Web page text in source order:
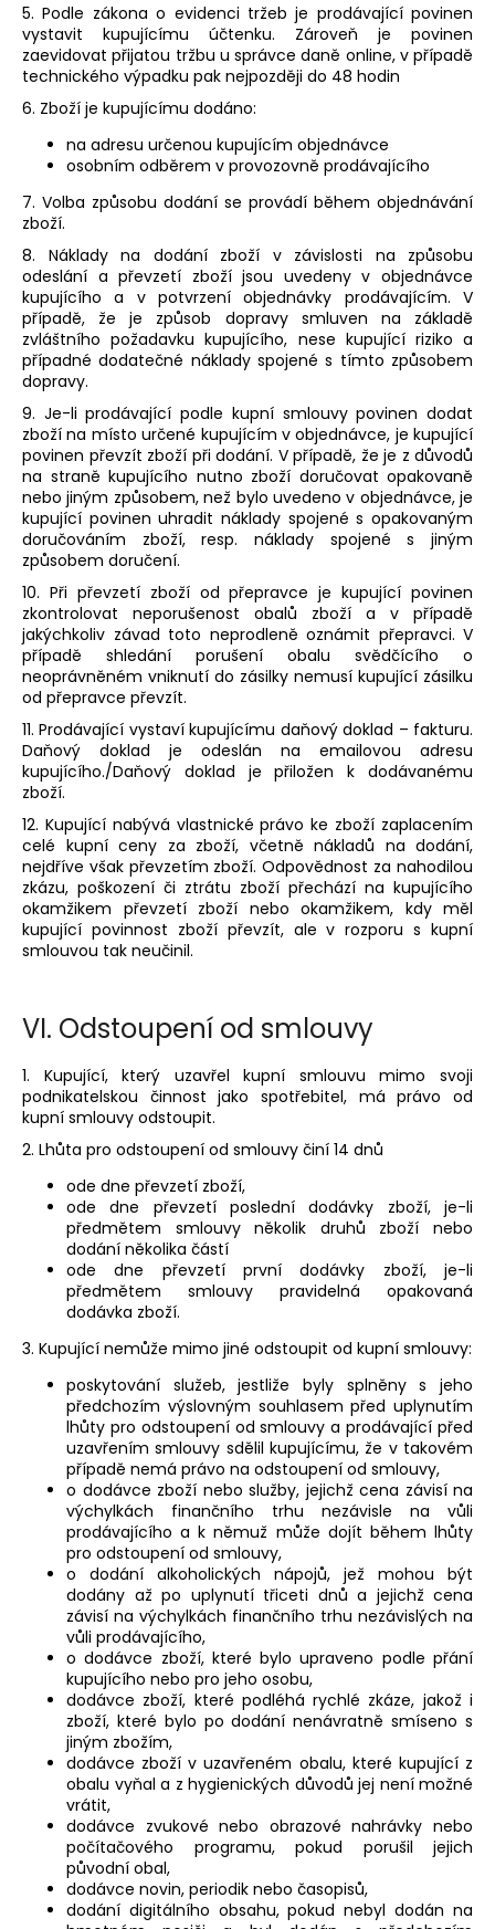
5. Podle zákona o evidenci tržeb je prodávající povinen
vystavit kupujícímu účtenku. Zároveň je povinen
zaevidovat přijatou tržbu u správce daně online, v případě
technického výpadku pak nejpozději do 48 hodin
6. Zboží je kupujícímu dodáno:
na adresu určenou kupujícím objednávce
osobním odběrem v provozovně prodávajícího
7. Volba způsobu dodání se provádí během objednávání
zboží.
8. Náklady na dodání zboží v závislosti na způsobu
odeslání a převzetí zboží jsou uvedeny v objednávce
kupujícího a v potvrzení objednávky prodávajícím. V
případě, že je způsob dopravy smluven na základě
zvláštního požadavku kupujícího, nese kupující riziko a
případné dodatečné náklady spojené s tímto způsobem
dopravy.
9. Je-li prodávající podle kupní smlouvy povinen dodat
zboží na místo určené kupujícím v objednávce, je kupující
povinen převzít zboží při dodání. V případě, že je z důvodů
na straně kupujícího nutno zboží doručovat opakovaně
nebo jiným způsobem, než bylo uvedeno v objednávce, je
kupující povinen uhradit náklady spojené s opakovaným
doručováním zboží, resp. náklady spojené s jiným
způsobem doručení.
10. Při převzetí zboží od přepravce je kupující povinen
zkontrolovat neporušenost obalů zboží a v případě
jakýchkoliv závad toto neprodleně oznámit přepravci. V
případě shledání porušení obalu svědčícího o
neoprávněném vniknutí do zásilky nemusí kupující zásilku
od přepravce převzít.
11. Prodávající vystaví kupujícímu daňový doklad – fakturu.
Daňový doklad je odeslán na emailovou adresu
kupujícího./Daňový doklad je přiložen k dodávanému
zboží.
12. Kupující nabývá vlastnické právo ke zboží zaplacením
celé kupní ceny za zboží, včetně nákladů na dodání,
nejdříve však převzetím zboží. Odpovědnost za nahodilou
zkázu, poškození či ztrátu zboží přechází na kupujícího
okamžikem převzetí zboží nebo okamžikem, kdy měl
kupující povinnost zboží převzít, ale v rozporu s kupní
smlouvou tak neučinil.
VI. Odstoupení od smlouvy
1. Kupující, který uzavřel kupní smlouvu mimo svoji
podnikatelskou činnost jako spotřebitel, má právo od
kupní smlouvy odstoupit.
2. Lhůta pro odstoupení od smlouvy činí 14 dnů
ode dne převzetí zboží,
ode dne převzetí poslední dodávky zboží, je-li
předmětem smlouvy několik druhů zboží nebo
dodání několika částí
ode dne převzetí první dodávky zboží, je-li
předmětem smlouvy pravidelná opakovaná
dodávka zboží.
3. Kupující nemůže mimo jiné odstoupit od kupní smlouvy:
poskytování služeb, jestliže byly splněny s jeho
předchozím výslovným souhlasem před uplynutím
lhůty pro odstoupení od smlouvy a prodávající před
uzavřením smlouvy sdělil kupujícímu, že v takovém
případě nemá právo na odstoupení od smlouvy,
o dodávce zboží nebo služby, jejichž cena závisí na
výchylkách finančního trhu nezávisle na vůli
prodávajícího a k němuž může dojít během lhůty
pro odstoupení od smlouvy,
o dodání alkoholických nápojů, jež mohou být
dodány až po uplynutí třiceti dnů a jejichž cena
závisí na výchylkách finančního trhu nezávislých na
vůli prodávajícího,
o dodávce zboží, které bylo upraveno podle přání
kupujícího nebo pro jeho osobu,
dodávce zboží, které podléhá rychlé zkáze, jakož i
zboží, které bylo po dodání nenávratně smíseno s
jiným zbožím,
dodávce zboží v uzavřeném obalu, které kupující z
obalu vyňal a z hygienických důvodů jej není možné
vrátit,
dodávce zvukové nebo obrazové nahrávky nebo
počítačového programu, pokud porušil jejich
původní obal,
dodávce novin, periodik nebo časopisů,
dodání digitálního obsahu, pokud nebyl dodán na